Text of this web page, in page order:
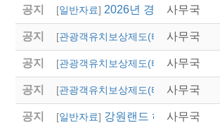
공지 [일반자료] 2026년 경상북도독립
사무국
공지 [관광객유치보상제도(타 시,도)]
사무국
공지 [관광객유치보상제도(타 시,도)]
사무국
공지 [관광객유치보상제도(타 시,도)]
사무국
공지 [일반자료] 강원랜드 하이원리조
사무국